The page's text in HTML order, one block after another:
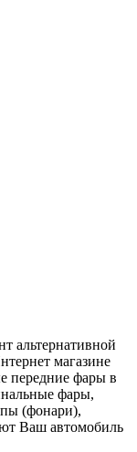
альтернативной
магазине
передние фары в
фары,
(фонари),
Ваш автомобиль